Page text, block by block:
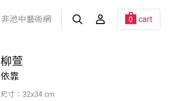
非池中藝術網 0 cart
柳萱
依靠
尺寸：32x34 cm